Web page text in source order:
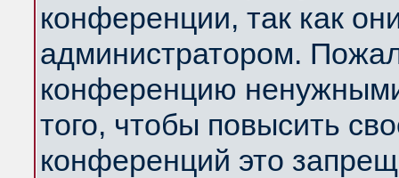
конференции, так как
администратором.
конференцию
того, чтобы повысить
конференций это